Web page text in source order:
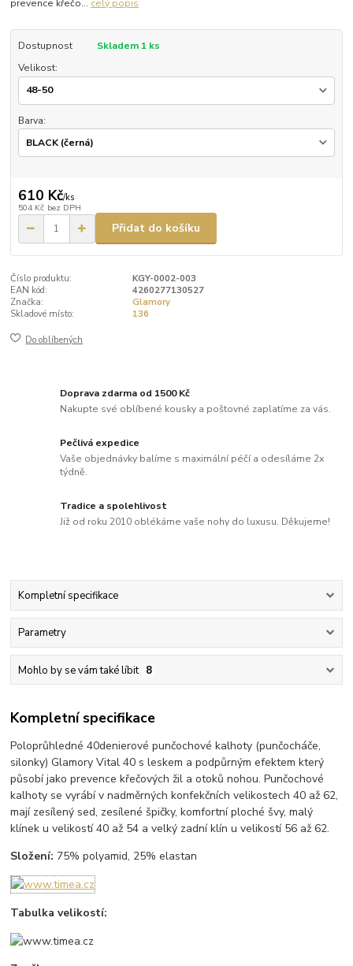
prevence křečo... celý popis
Dostupnost
Skladem 1 ks
Velikost:
Barva:
610 Kč/ks
504 Kč bez DPH
Přidat do košíku
Číslo produktu:
KGY-0002-003
EAN kód:
4260277130527
Značka:
Glamory
Skladové místo:
136
Do oblíbených
Doprava zdarma od 1500 Kč
Nakupte své oblíbené kousky a poštovné zaplatíme za vás.
Pečlivá expedice
Vaše objednávky balíme s maximální péčí a odesíláme 2x
týdně.
Tradice a spolehlivost
Již od roku 2010 oblékáme vaše nohy do luxusu. Děkujeme!
Kompletní specifikace
Parametry
Mohlo by se vám také líbit 8
Kompletní specifikace
Poloprůhledné 40denierové punčochové kalhoty (punčocháče,
silonky) Glamory Vital 40 s leskem a podpůrným efektem který
působí jako prevence křečových žil a otoků nohou. Punčochové
kalhoty se vyrábí v nadměrných konfekčních velikostech 40 až 62,
mají zesílený sed, zesílené špičky, komfortní ploché švy, malý
klínek u velikostí 40 až 54 a velký zadní klín u velikostí 56 až 62.
Složení: 75% polyamid, 25% elastan
Tabulka velikostí: